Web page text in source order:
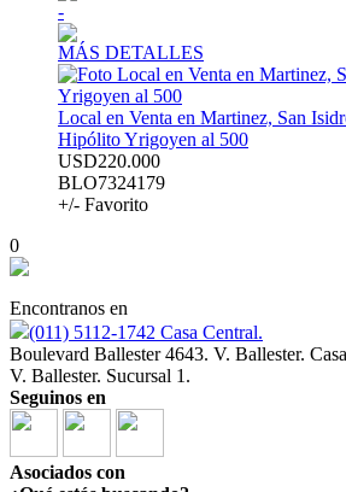
-
MÁS DETALLES
Local en Venta en Martinez, San
Hipólito Yrigoyen al 500
USD220.000
BLO7324179
+/- Favorito
0
Encontranos en
(011) 5112-1742 Casa Central.
Boulevard Ballester 4643. V. Ballester.
V. Ballester. Sucursal 1.
Seguinos en
Asociados con